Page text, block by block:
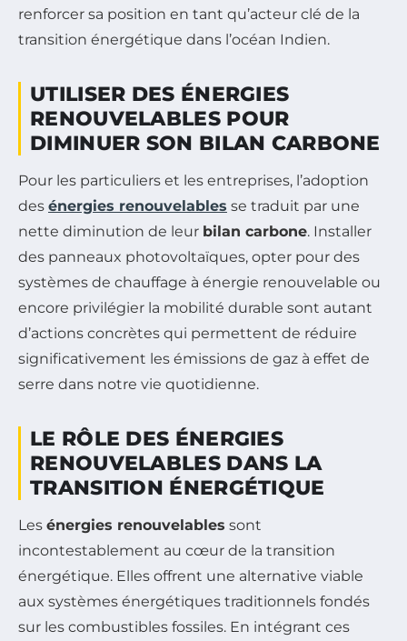
renforcer sa position en tant qu’acteur clé de la
transition énergétique dans l’océan Indien.
UTILISER DES ÉNERGIES
RENOUVELABLES POUR
DIMINUER SON BILAN CARBONE
Pour les particuliers et les entreprises, l’adoption
des énergies renouvelables se traduit par une
nette diminution de leur bilan carbone. Installer
des panneaux photovoltaïques, opter pour des
systèmes de chauffage à énergie renouvelable ou
encore privilégier la mobilité durable sont autant
d’actions concrètes qui permettent de réduire
significativement les émissions de gaz à effet de
serre dans notre vie quotidienne.
LE RÔLE DES ÉNERGIES
RENOUVELABLES DANS LA
TRANSITION ÉNERGÉTIQUE
Les énergies renouvelables sont
incontestablement au cœur de la transition
énergétique. Elles offrent une alternative viable
aux systèmes énergétiques traditionnels fondés
sur les combustibles fossiles. En intégrant ces